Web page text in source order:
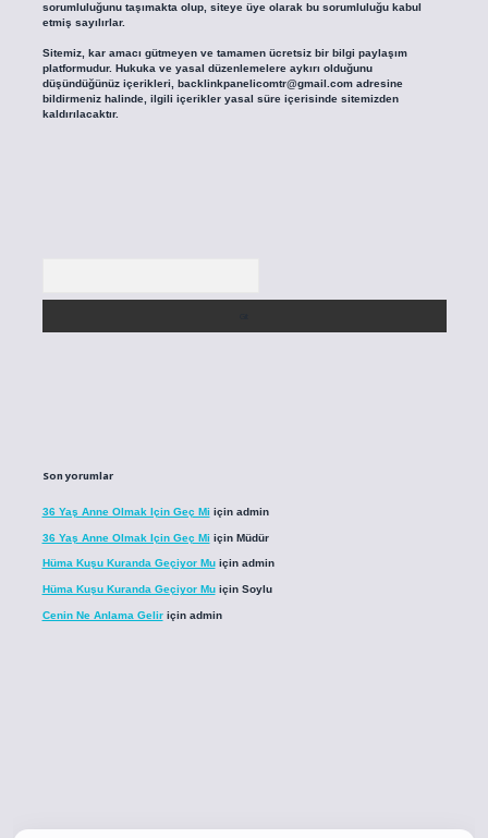
sorumluluğunu taşımakta olup, siteye üye olarak bu sorumluluğu kabul
etmiş sayılırlar.
Sitemiz, kar amacı gütmeyen ve tamamen ücretsiz bir bilgi paylaşım
platformudur. Hukuka ve yasal düzenlemelere aykırı olduğunu
düşündüğünüz içerikleri, backlinkpanelicomtr@gmail.comadresine
bildirmeniz halinde, ilgili içerikler yasal süre içerisinde sitemizden
kaldırılacaktır.
Son yorumlar
36 Yaş Anne Olmak Için Geç Mi için admin
36 Yaş Anne Olmak Için Geç Mi için Müdür
Hüma Kuşu Kuranda Geçiyor Muiçin admin
Hüma Kuşu Kuranda Geçiyor Muiçin Soylu
Cenin Ne Anlama Geliriçin admin